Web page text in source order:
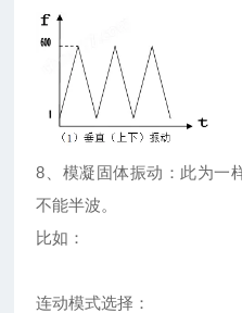
8、模凝固体振动：此为一
不能半波。
比如：
连动模式选择：